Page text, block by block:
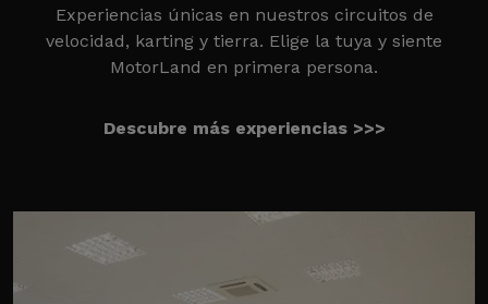
Experiencias únicas en nuestros circuitos de
velocidad, karting y tierra. Elige la tuya y siente
MotorLand en primera persona.
Descubre más experiencias >>>